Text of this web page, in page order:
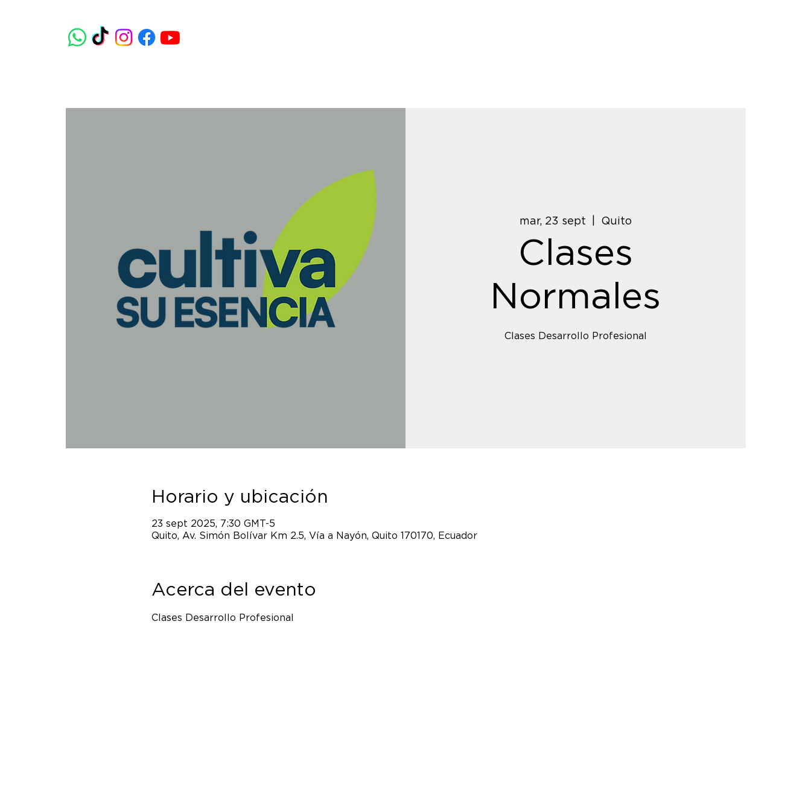
mar, 23 sept Quito
Clases
Normales
Clases Desarrollo Profesional
Horario y ubicación
23 sept 2025, 7:30 GMT-5
Quito, Av. Simón Bolívar Km 2.5, Vía a Nayón, Quito 170170, Ecuador
Acerca del evento
Clases Desarrollo Profesional